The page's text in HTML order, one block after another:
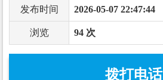
发布时间 2026-05-07 22:47:44
浏览 94 次
拨打电话